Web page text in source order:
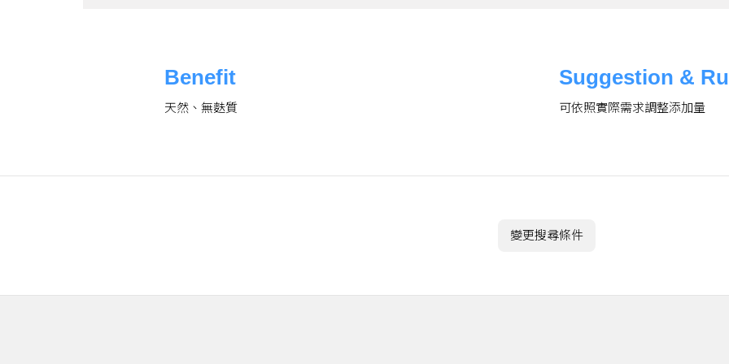
Benefit
天然、無麩質
Suggestion &
可依照實際需求調整添加量
變更搜尋條件